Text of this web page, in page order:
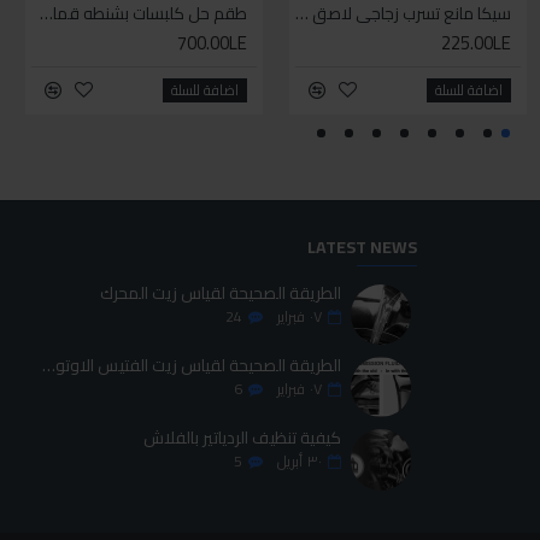
سيليكون متعدد الاستخدام
70.00LE
اضافة للسلة
طقم حل كلبسات بشنطه قماش ١٩ قطعه للخدمات الشاقه
700.00LE
اضافة للسلة
سيكا مانع تسرب زجاجي لاصق اسود 600 مل
225.00LE
اضافة للسلة
طقم حل كلبسات بشنطه قماش ١٩ قطعه للخدمات الشاقه
700.00LE
اضافة للسلة
LATEST NEWS
الطريقة الصحيحة لقياس زيت المحرك
٠٧ فبراير 24
الطريقة الصحيحة لقياس زيت الفتيس الاوتوماتيك
٠٧ فبراير 6
كيفية تنظيف الردياتير بالفلاش
٣٠ أبريل 5